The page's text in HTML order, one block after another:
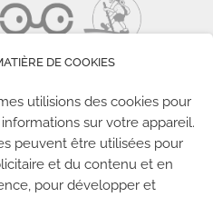
DE COOKIES
utilisions des cookies pour
sur votre appareil.
peuvent être utilisées pour
et du contenu et en
pour développer et